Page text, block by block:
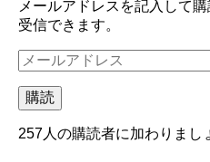
メールアドレスを記入して
受信できます。
メ
ー
ル
ア
ド
購読
257人の購読者に加わりまし